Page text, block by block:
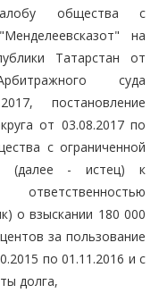
общества с
на
Татарстан от
суда
постановление
от 03.08.2017 по
с ограниченной
(далее - истец) к
о взыскании 180 000
за пользование
по 01.11.2016 и с
долга,